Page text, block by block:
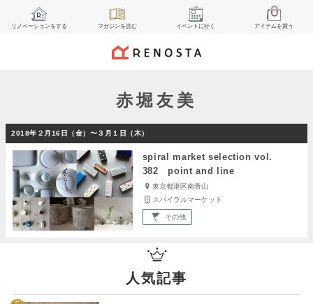
リノベーションをする マガジンを読む イベント に行く アイテムを買う
赤堀友美
2018年２月16日（金）〜３月１日（木）
spiral market selection vol.
382 point and line
東京都港区南青山
スパイラルマーケット
その他
人気記事